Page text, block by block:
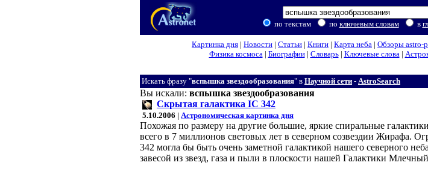
по текстам по ключевым словам в
Картинка дня | Новости | Статьи | Книги | Карта неба | Обзоры astro-
Физика космоса| Биографии| Словарь| Ключевые слова|
Искать фразу "вспышка звездообразования" в Научной сети - AstroSearch
Вы искали: вспышка звездообразования
Скрытая галактика IC 342
5.10.2006 | Астрономическая картинка дня
Похожая по размеру на другие большие, яркие спиральные
всего в 7 миллионов световых лет в северном созвездии Жирафа.
342 могла бы быть очень заметной галактикой нашего северного
завесой из звезд, газа и пыли в плоскости нашей Галактики